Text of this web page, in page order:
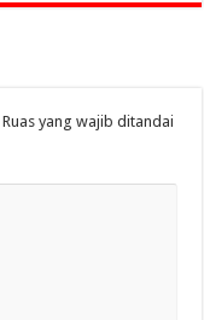
Ruas yang wajib ditandai